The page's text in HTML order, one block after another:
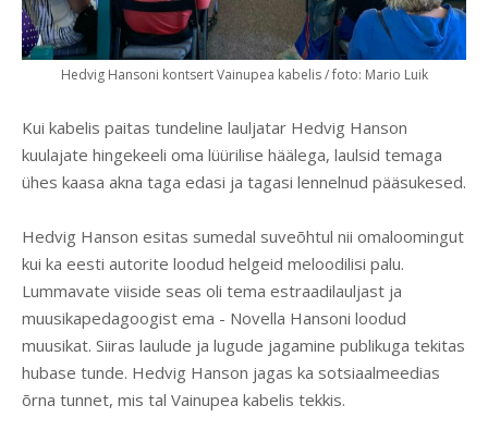
Hedvig Hansoni kontsert Vainupea kabelis / foto: Mario Luik
Kui kabelis paitas tundeline lauljatar Hedvig Hanson
kuulajate hingekeeli oma lüürilise häälega, laulsid temaga
ühes kaasa akna taga edasi ja tagasi lennelnud pääsukesed.
Hedvig Hanson esitas sumedal suveõhtul nii omaloomingut
kui ka eesti autorite loodud helgeid meloodilisi palu.
Lummavate viiside seas oli tema estraadilauljast ja
muusikapedagoogist ema - Novella Hansoni loodud
muusikat. Siiras laulude ja lugude jagamine publikuga tekitas
hubase tunde. Hedvig Hanson jagas ka sotsiaalmeedias
õrna tunnet, mis tal Vainupea kabelis tekkis.